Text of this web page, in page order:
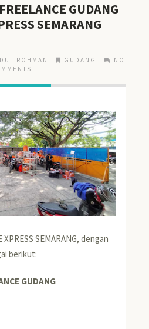
GUDANG
SEMARANG
ROHMAN GUDANG
NO
SEMARANG, dengan
berikut:
GUDANG